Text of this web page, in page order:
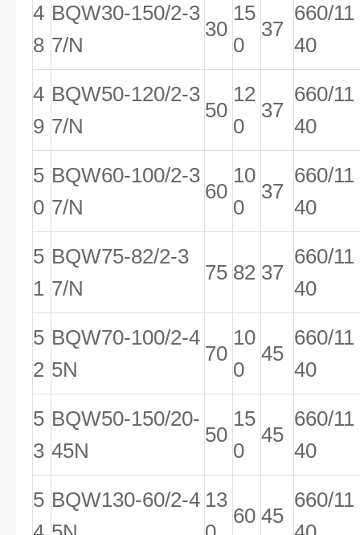
4
8
BQW30-150/2-3
7/N
30
15
0
37
660/11
40
4
9
BQW50-120/2-3
7/N
50
12
0
37
660/11
40
5
0
BQW60-100/2-3
7/N
60
10
0
37
660/11
40
5
1
BQW75-82/2-3
7/N
75 82 37
660/11
40
5
2
BQW70-100/2-4
5N
70
10
0
45
660/11
40
5
3
BQW50-150/20-
45N
50
15
0
45
660/11
40
5 BQW130-60/2-4 13
60 45
660/11